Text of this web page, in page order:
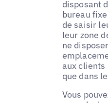
disposant
bureau
de saisir
leur zone
ne
aux
que dans
Vous